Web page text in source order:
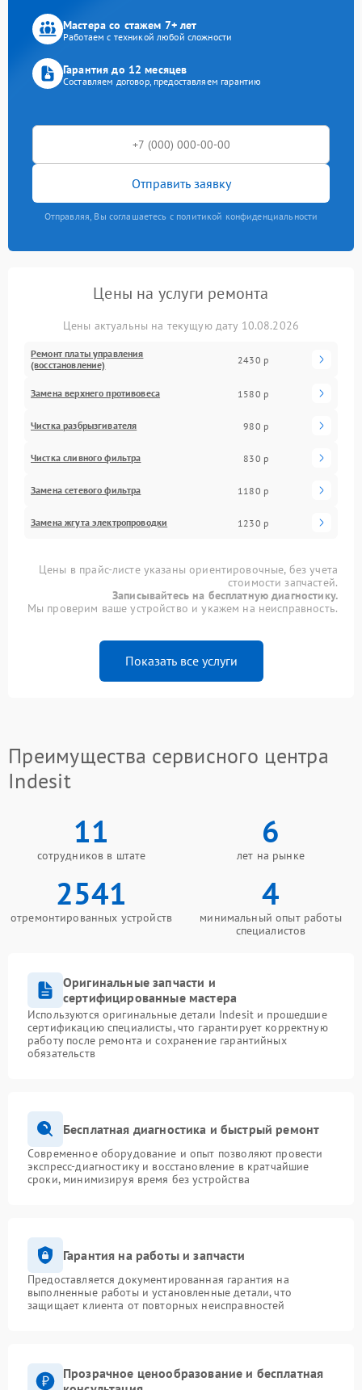
Мастера со стажем 7+ лет
Работаем с техникой любой сложности
Гарантия до 12 месяцев
Составляем договор, предоставляем гарантию
Отправить заявку
Отправляя, Вы соглашаетесь с политикой конфиденциальности
Цены на услуги ремонта
Цены актуальны на текущую дату 10.08.2026
Ремонт платы управления
(восстановление)
2430 р
Замена верхнего противовеса 1580 р
Чистка разбрызгивателя 980 р
Чистка сливного фильтра 830 р
Замена сетевого фильтра 1180 р
Замена жгута электропроводки 1230 р
Цены в прайс-листе указаны ориентировочные, без учета
стоимости запчастей.
Записывайтесь на бесплатную диагностику.
Мы проверим ваше устройство и укажем на неисправность.
Показать все услуги
Преимущества сервисного центра
Indesit
11
сотрудников в штате
6
лет на рынке
2541
отремонтированных устройств
4
минимальный опыт работы
специалистов
Оригинальные запчасти и
сертифицированные мастера
Используются оригинальные детали Indesit и прошедшие
сертификацию специалисты, что гарантирует корректную
работу после ремонта и сохранение гарантийных
обязательств
Бесплатная диагностика и быстрый ремонт
Современное оборудование и опыт позволяют провести
экспресс-диагностику и восстановление в кратчайшие
сроки, минимизируя время без устройства
Гарантия на работы и запчасти
Предоставляется документированная гарантия на
выполненные работы и установленные детали, что
защищает клиента от повторных неисправностей
Прозрачное ценообразование и бесплатная